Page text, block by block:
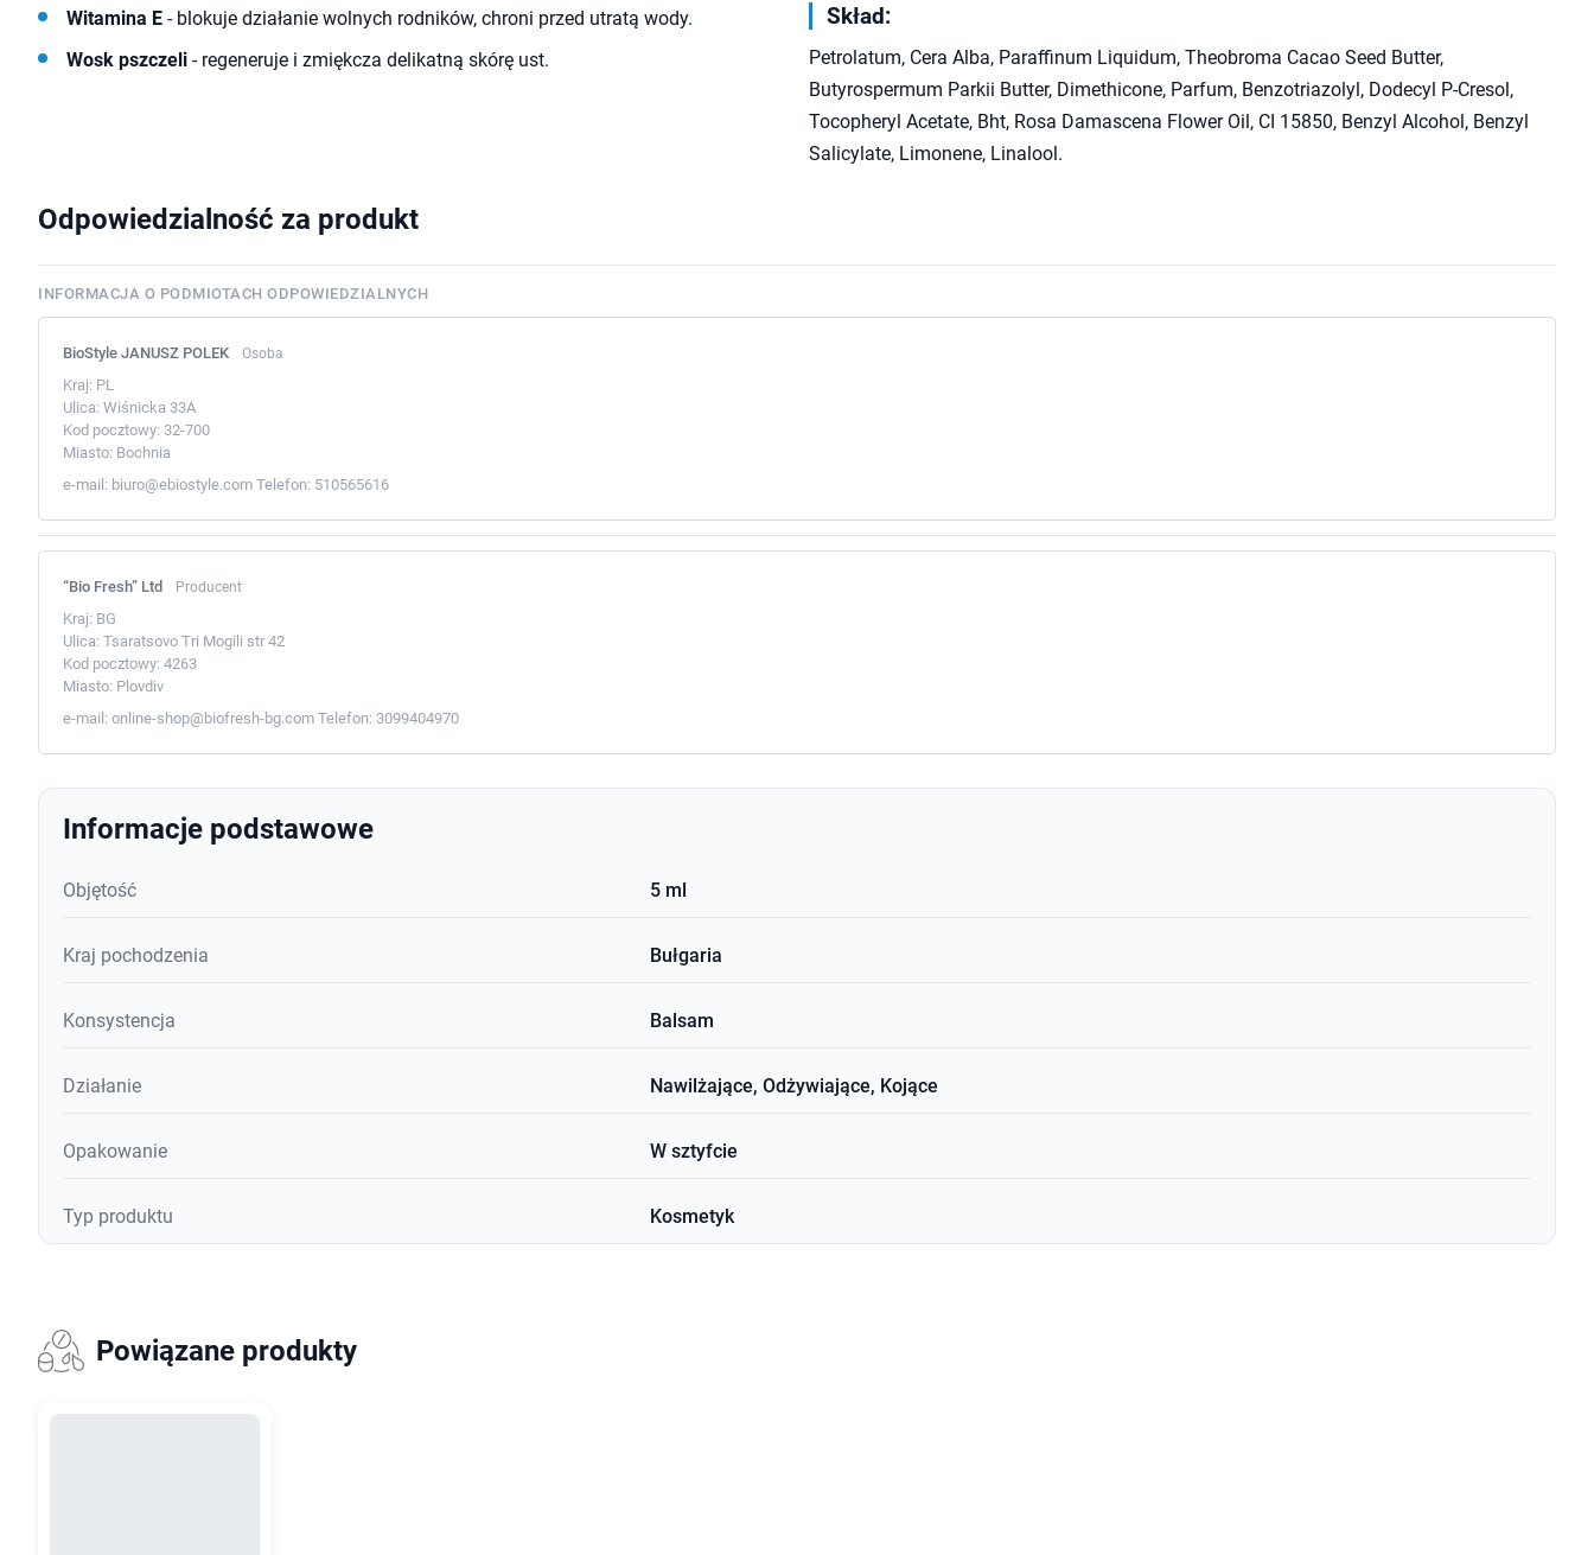
Witamina E - blokuje działanie wolnych rodników, chroni przed utratą wody.
Wosk pszczeli - regeneruje i zmiękcza delikatną skórę ust.
Skład:
Petrolatum, Cera Alba, Paraffinum Liquidum, Theobroma Cacao Seed Butter,
Butyrospermum Parkii Butter, Dimethicone, Parfum, Benzotriazolyl, Dodecyl P-Cresol,
Tocopheryl Acetate, Bht, Rosa Damascena Flower Oil, CI 15850, Benzyl Alcohol, Benzyl
Salicylate, Limonene, Linalool.
Odpowiedzialność za produkt
INFORMACJA O PODMIOTACH ODPOWIEDZIALNYCH
BioStyle JANUSZ POLEK Osoba
Kraj: PL
Ulica: Wiśnicka 33A
Kod pocztowy: 32-700
Miasto: Bochnia
e-mail: biuro@ebiostyle.com Telefon: 510565616
“Bio Fresh” Ltd Producent
Kraj: BG
Ulica: Tsaratsovo Tri Mogili str 42
Kod pocztowy: 4263
Miasto: Plovdiv
e-mail: online-shop@biofresh-bg.com Telefon: 3099404970
Informacje podstawowe
Objętość 5 ml
Kraj pochodzenia Bułgaria
Konsystencja Balsam
Działanie Nawilżające, Odżywiające, Kojące
Opakowanie W sztyfcie
Typ produktu Kosmetyk
Powiązane produkty